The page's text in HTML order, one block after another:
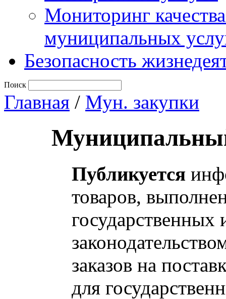
Мониторинг
муниципальных
Безопасность
Поиск
Главная / Мун. закупки
Публикуется
товаров,
заказов на
для